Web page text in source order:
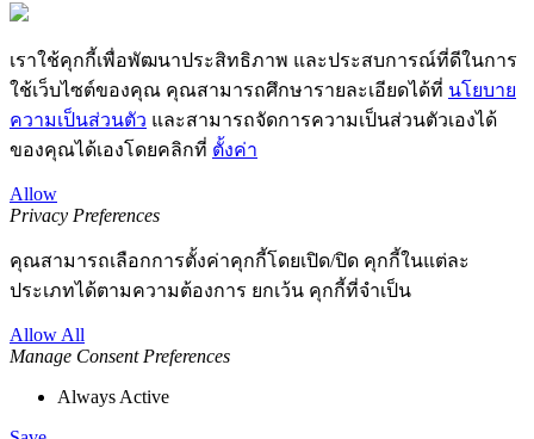
เราใช้คุกกี้เพื่อพัฒนาประสิทธิภาพ และประสบการณ์ที่ดีในการ
ใช้เว็บไซต์ของคุณ คุณสามารถศึกษารายละเอียดได้ที่ นโยบาย
ความเป็นส่วนตัว และสามารถจัดการความเป็นส่วนตัวเองได้
ของคุณได้เองโดยคลิกที่ ตั้งค่า
Allow
Privacy Preferences
คุณสามารถเลือกการตั้งค่าคุกกี้โดยเปิด/ปิด คุกกี้ในแต่ละ
ประเภทได้ตามความต้องการ ยกเว้น คุกกี้ที่จำเป็น
Allow All
Manage Consent Preferences
Always Active